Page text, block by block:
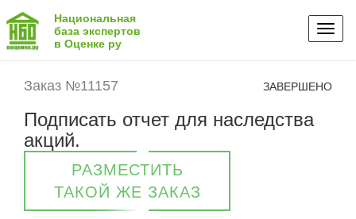
Национальная
база экспертов
в Оценке ру
Заказ №11157 ЗАВЕРШЕНО
Подписать отчет для наследства
акций.
РАЗМЕСТИТЬ
ТАКОЙ ЖЕ ЗАКАЗ